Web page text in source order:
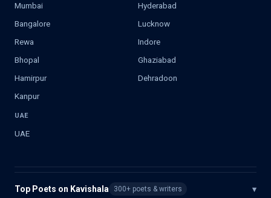
Mumbai
Hyderabad
Bangalore
Lucknow
Rewa
Indore
Bhopal
Ghaziabad
Hamirpur
Dehradoon
Kanpur
UAE
UAE
Top Poets on Kavishala 300+ poets & writers ▾